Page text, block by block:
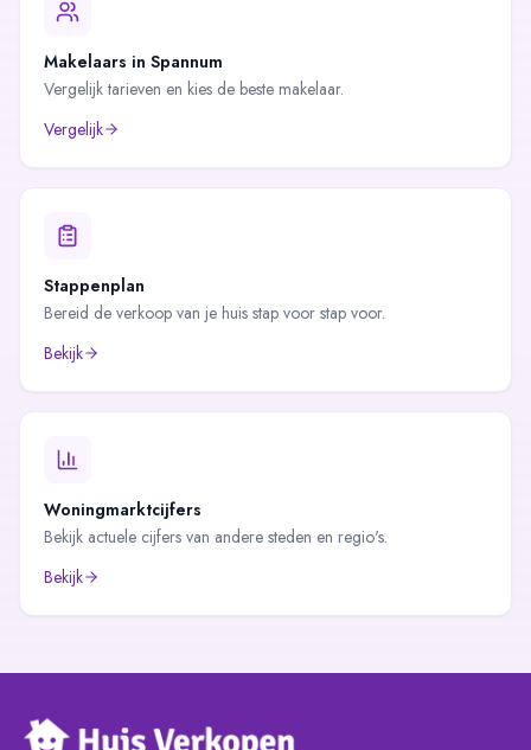
Makelaars in Spannum
Vergelijk tarieven en kies de beste makelaar.
Vergelijk
Stappenplan
Bereid de verkoop van je huis stap voor stap voor.
Bekijk
Woningmarktcijfers
Bekijk actuele cijfers van andere steden en regio's.
Bekijk